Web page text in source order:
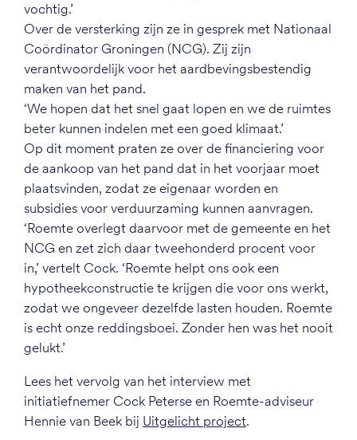
vochtig.’
Over de versterking zijn ze in gesprek met Nationaal
Coördinator Groningen (NCG). Zij zijn
verantwoordelijk voor het aardbevingsbestendig
maken van het pand.
‘We hopen dat het snel gaat lopen en we de ruimtes
beter kunnen indelen met een goed klimaat.’
Op dit moment praten ze over de financiering voor
de aankoop van het pand dat in het voorjaar moet
plaatsvinden, zodat ze eigenaar worden en
subsidies voor verduurzaming kunnen aanvragen.
‘Roemte overlegt daarvoor met de gemeente en het
NCG en zet zich daar tweehonderd procent voor
in,’ vertelt Cock. ‘Roemte helpt ons ook een
hypotheekconstructie te krijgen die voor ons werkt,
zodat we ongeveer dezelfde lasten houden. Roemte
is echt onze reddingsboei. Zonder hen was het nooit
gelukt.’
Lees het vervolg van het interview met
initiatiefnemer Cock Peterse en Roemte-adviseur
Hennie van Beek bij Uitgelicht project.